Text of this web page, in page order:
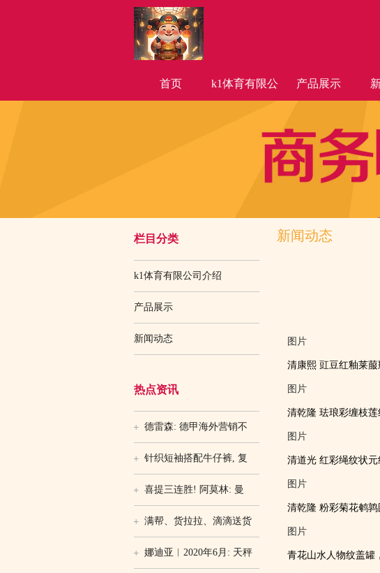
首页 k1体育有限公 产品展示
栏目分类
k1体育有限公司介绍
产品展示
新闻动态
热点资讯
德雷森: 德甲海外营销不
针织短袖搭配牛仔裤, 复
喜提三连胜! 阿莫林: 曼
满帮、货拉拉、滴滴送货
娜迪亚︱2020年6月: 天秤
新闻动态
图片
清康熙 豇豆红釉莱菔
图片
清乾隆 珐琅彩缠枝莲
图片
清道光 红彩绳纹状元
图片
清乾隆 粉彩菊花鹌鹑
图片
青花山水人物纹盖罐